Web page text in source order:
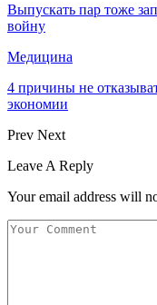
Выпускать пар тоже
войну
Медицина
4 причины не
экономии
Prev Next
Leave A Reply
Your email address will